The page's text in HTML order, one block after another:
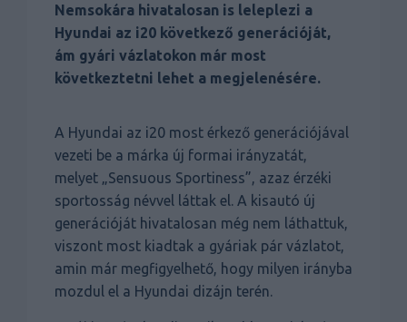
Nemsokára hivatalosan is leleplezi a
Hyundai az i20 következő generációját,
ám gyári vázlatokon már most
következtetni lehet a megjelenésére.
A Hyundai az i20 most érkező generációjával
vezeti be a márka új formai irányzatát,
melyet „Sensuous Sportiness”, azaz érzéki
sportosság névvel láttak el. A kisautó új
generációját hivatalosan még nem láthattuk,
viszont most kiadtak a gyáriak pár vázlatot,
amin már megfigyelhető, hogy milyen irányba
mozdul el a Hyundai dizájn terén.